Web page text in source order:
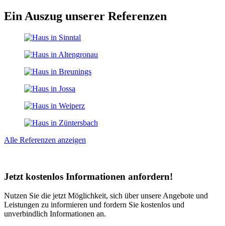
Ein Auszug unserer Referenzen
Alle Referenzen anzeigen
Jetzt kostenlos Informationen anfordern!
Nutzen Sie die jetzt Möglichkeit, sich über unsere Angebote und
Leistungen zu informieren und fordern Sie kostenlos und
unverbindlich Informationen an.